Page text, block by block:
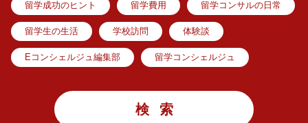
留学成功のヒント 留学費用 留学コンサルの日常
留学生の生活 学校訪問 体験談
Eコンシェルジュ編集部 留学コンシェルジュ